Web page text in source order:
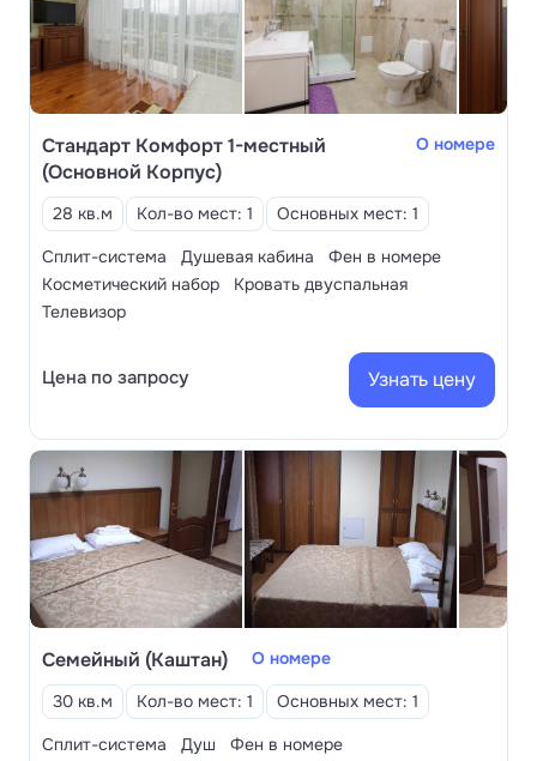
Стандарт Комфорт 1-местный
(Основной Корпус)
О номере
28 кв.м Кол-во мест: 1
Основных мест: 1
Сплит-система
Душевая кабина
Фен в номере
Косметический набор
Кровать двуспальная
Телевизор
Цена по запросу Узнать цену
Семейный (Каштан)
О номере
30 кв.м
Кол-во мест: 1
Основных мест: 1
Сплит-система
Душ Фен в номере